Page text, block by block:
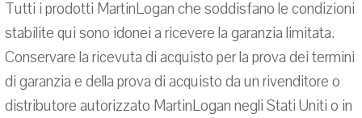
Tutti i prodotti MartinLogan che soddisfano le condizioni
stabilite qui sono idonei a ricevere la garanzia limitata.
Conservare la ricevuta di acquisto per la prova dei termini
di garanzia e della prova di acquisto da un rivenditore o
distributore autorizzato MartinLogan negli Stati Uniti o in